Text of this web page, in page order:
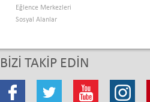
Eğlence Merkezleri
Sosyal Alanlar
BİZİ TAKİP EDİN